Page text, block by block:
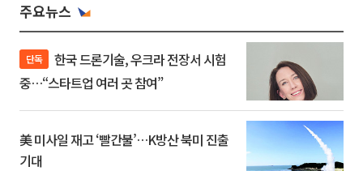
주요뉴스
단독
중…“스타트업 여러 곳 참여”
美 미사일 재고 ‘빨간불’…K방산 북미 진출
기대